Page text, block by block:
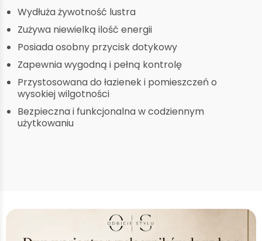
Wydłuża żywotność lustra
Zużywa niewielką ilość energii
Posiada osobny przycisk dotykowy
Zapewnia wygodną i pełną kontrolę
Przystosowana do łazienek i pomieszczeń o
wysokiej wilgotności
Bezpieczna i funkcjonalna w codziennym
użytkowaniu